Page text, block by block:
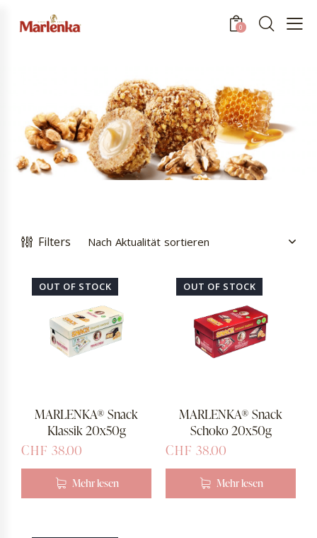
0
Filters
OUT OF STOCK
MARLENKA® Snack
Klassik 20x50g
CHF 38.00
Mehr lesen
OUT OF STOCK
MARLENKA® Snack
Schoko 20x50g
CHF 38.00
Mehr lesen